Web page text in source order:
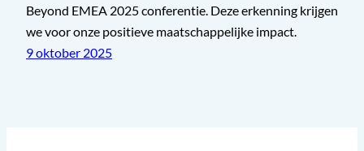
Beyond EMEA 2025 conferentie. Deze erkenning krijgen
we voor onze positieve maatschappelijke impact.
9 oktober 2025